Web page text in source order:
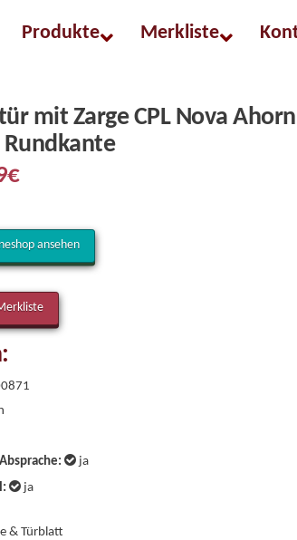
Produkte Merkliste
mit Zarge CPL Nova
Rundkante
ansehen
ja
ja
& Türblatt